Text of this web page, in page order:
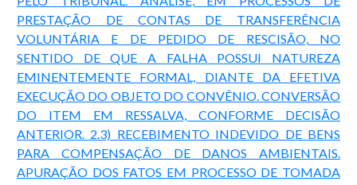
PRESTAÇÃO DE CONTAS DE TRANSFERÊNCIA
VOLUNTÁRIA E DE PEDIDO DE RESCISÃO, NO
SENTIDO DE QUE A FALHA POSSUI NATUREZA
EMINENTEMENTE FORMAL, DIANTE DA EFETIVA
EXECUÇÃO DO OBJETO DO CONVÊNIO. CONVERSÃO
DO ITEM EM RESSALVA, CONFORME DECISÃO
ANTERIOR. 2.3) RECEBIMENTO INDEVIDO DE BENS
PARA COMPENSAÇÃO DE DANOS AMBIENTAIS.
APURAÇÃO DOS FATOS EM PROCESSO DE TOMADA